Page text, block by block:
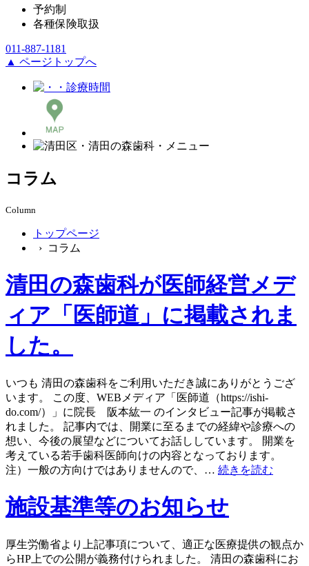
予約制
各種保険取扱
011-887-1181
▲ ページトップへ
コラム
Column
トップページ
› コラム
清田の森歯科が医師経営メデ
ィア「医師道」に掲載されま
した。
いつも 清田の森歯科をご利用いただき誠にありがとうござ
います。 この度、WEBメディア「医師道（https://ishi-
do.com/）」に院長 阪本紘一 のインタビュー記事が掲載さ
れました。 記事内では、開業に至るまでの経緯や診療への
想い、今後の展望などについてお話ししています。 開業を
考えている若手歯科医師向けの内容となっております。
注）一般の方向けではありませんので、… 続きを読む
施設基準等のお知らせ
厚生労働省より上記事項について、適正な医療提供の観点か
らHP上での公開が義務付けられました。 清田の森歯科にお